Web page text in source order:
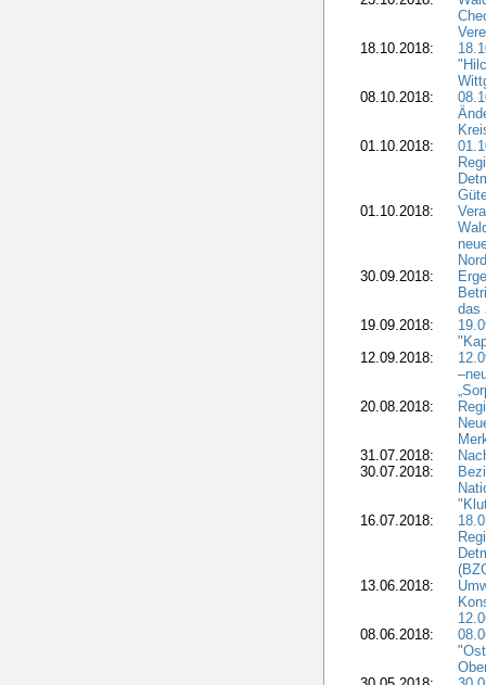
18.10.2018:
08.10.2018:
01.10.2018:
01.10.2018:
30.09.2018:
das
19.09.2018:
12.09.2018:
20.08.2018:
31.07.2018:
30.07.2018:
16.07.2018:
13.06.2018:
08.06.2018: